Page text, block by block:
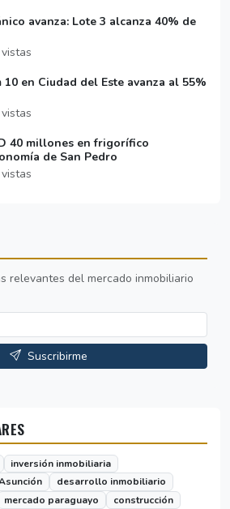
avanza: Lote 3 alcanza 40% de
en Ciudad del Este avanza al 55%
40 millones en frigorífico
de San Pedro
relevantes del mercado inmobiliario
Suscribirme
inversión inmobiliaria
desarrollo inmobiliario
mercado paraguayo
construcción